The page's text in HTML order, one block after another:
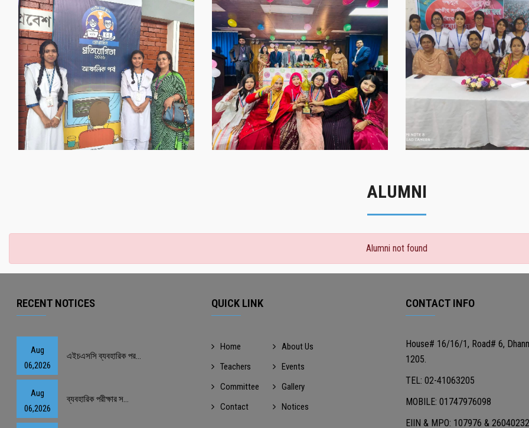
‌গৌর‌বের অর্জন
‌গৌর‌বের অর্জন
গৌরবের মুহূর্ত
গৌরবের মুহূর্ত
সাফল্যের স্মৃতি
সাফল্যের স্মৃতি
ALUMNI
Alumni not found
RECENT NOTICES
Aug
06,2026
এইচএসসি ব্যবহারিক পর...
Aug
06,2026
ব্যবহারিক পরীক্ষার স...
QUICK LINK
Home
About Us
Teachers
Events
Committee
Gallery
Contact
Notices
CONTACT INFO
House# 16/16/1, Road# 6,
1205.
TEL: 02-41063205
MOBILE: 01747976098
EIIN & MPO: 107976 &